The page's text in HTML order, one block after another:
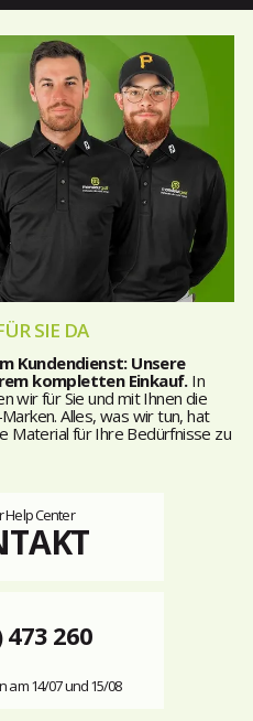
SIE DA
Kundendienst: Unsere
kompletten Einkauf.In
wir für Sie und mit Ihnen die
Alles, was wir tun, hat
Material für Ihre Bedürfnisse zu
Help Center
473 260
am 14/07 und 15/08